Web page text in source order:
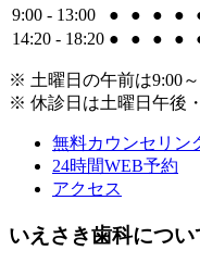
9:00 - 13:00
● ● ● ●
14:20 - 18:20 ● ● ● ●
※ 土曜日の午前は9:00～
※ 休診日は土曜日午後
無料カウンセリン
24時間WEB予約
アクセス
いえさき歯科につい